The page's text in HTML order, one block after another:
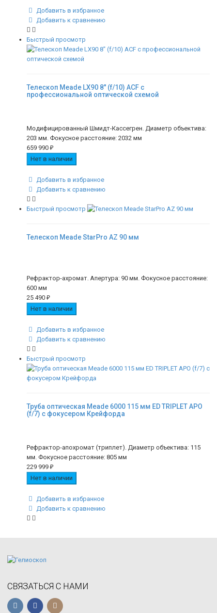
Добавить в избранное
Добавить к сравнению
Быстрый просмотр
Телескоп Meade LX90 8" (f/10) ACF с
профессиональной оптической схемой
Модифицированный Шмидт-Кассегрен. Диаметр объектива:
203 мм. Фокусное расстояние: 2032 мм
659 990 ₽
Нет в наличии
Добавить в избранное
Добавить к сравнению
Быстрый просмотр
Телескоп Meade StarPro AZ 90 мм
Рефрактор-ахромат. Апертура: 90 мм. Фокусное расстояние:
600 мм
25 490 ₽
Нет в наличии
Добавить в избранное
Добавить к сравнению
Быстрый просмотр
Труба оптическая Meade 6000 115 мм ED TRIPLET APO
(f/7) с фокусером Крейфорда
Рефрактор-апохромат (триплет). Диаметр объектива: 115
мм. Фокусное расстояние: 805 мм
229 999 ₽
Нет в наличии
Добавить в избранное
Добавить к сравнению
СВЯЗАТЬСЯ С НАМИ